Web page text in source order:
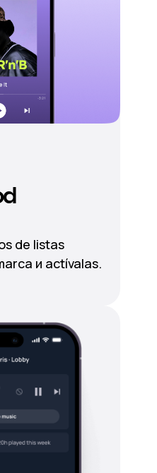
de listas
и actívalas.